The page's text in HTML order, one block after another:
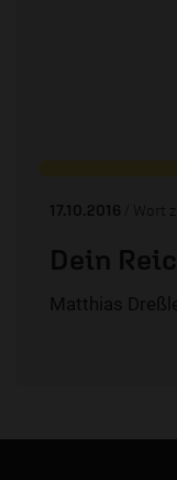
17.10.2016 / Wort
Dein
Matthias